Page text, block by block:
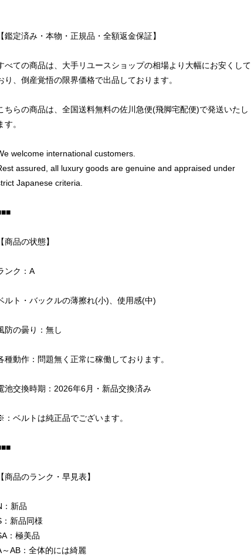
鑑定済み・本物・正規品・全額返金保証】
べての商品は、大手リユースショップの相場より大幅にお安くして
り、倒産覚悟の限界価格で出品しております。
ちらの商品は、全国送料無料の佐川急便(飛脚宅配便)で発送いたし
す。
welcome international customers.
assured, all luxury goods are genuine and appraised under
Japanese criteria.
商品の状態】
ンク：A
ルト・バックルの薄擦れ(小)、使用感(中)
防の曇り：無し
種動作：問題無く正常に稼働しております。
池交換時期：2026年6月・新品交換済み
ベルトは純正品でございます。
商品のランク・早見表】
：新品
：新品同様
：極美品
～AB：全体的には綺麗